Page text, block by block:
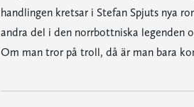
handlingen kretsar i Stefan Spjuts nya
andra del i den norrbottniska legenden
Om man tror på troll, då är man bara